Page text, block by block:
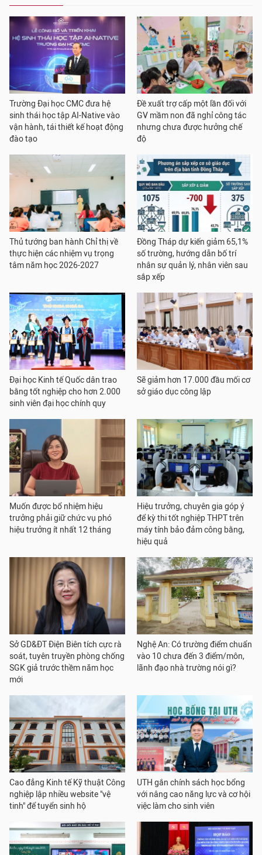
Trường Đại học CMC đưa hệ
sinh thái học tập AI-Native vào
vận hành, tái thiết kế hoạt động
đào tạo
Đề xuất trợ cấp một lần đối với
GV mầm non đã nghỉ công tác
nhưng chưa được hưởng chế
độ
Thủ tướng ban hành Chỉ thị về
thực hiện các nhiệm vụ trọng
tâm năm học 2026-2027
Đồng Tháp dự kiến giảm 65,1%
số trường, hướng dẫn bố trí
nhân sự quản lý, nhân viên sau
sắp xếp
Đại học Kinh tế Quốc dân trao
bằng tốt nghiệp cho hơn 2.000
sinh viên đại học chính quy
Sẽ giảm hơn 17.000 đầu mối cơ
sở giáo dục công lập
Muốn được bổ nhiệm hiệu
trưởng phải giữ chức vụ phó
hiệu trưởng ít nhất 12 tháng
Hiệu trưởng, chuyên gia góp ý
để kỳ thi tốt nghiệp THPT trên
máy tính bảo đảm công bằng,
hiệu quả
Sở GD&ĐT Điện Biên tích cực rà
soát, tuyên truyền phòng chống
SGK giả trước thềm năm học
mới
Nghệ An: Có trường điểm chuẩn
vào 10 chưa đến 3 điểm/môn,
lãnh đạo nhà trường nói gì?
Cao đẳng Kinh tế Kỹ thuật Công
nghiệp lập nhiều website "vệ
tinh" để tuyển sinh hộ
UTH gắn chính sách học bổng
với nâng cao năng lực và cơ hội
việc làm cho sinh viên